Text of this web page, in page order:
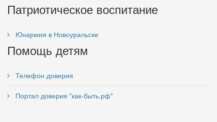
Патриотическое воспитание
Юнармия в Новоуральске
Помощь детям
Телефон доверия
Портал доверия "как-быть.рф"